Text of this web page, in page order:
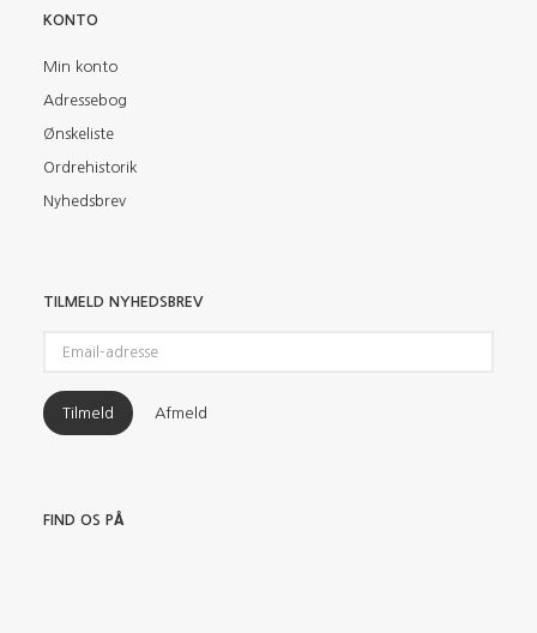
KONTO
Min konto
Adressebog
Ønskeliste
Ordrehistorik
Nyhedsbrev
TILMELD NYHEDSBREV
adresse
Tilmeld Afmeld
FIND OS PÅ